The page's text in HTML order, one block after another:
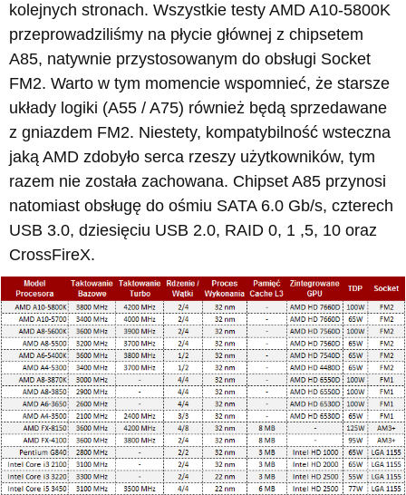
kolejnych stronach. Wszystkie testy AMD A10-5800K
przeprowadziliśmy na płycie głównej z chipsetem
A85, natywnie przystosowanym do obsługi Socket
FM2. Warto w tym momencie wspomnieć, że starsze
układy logiki (A55 / A75) również będą sprzedawane
z gniazdem FM2. Niestety, kompatybilność wsteczna
jaką AMD zdobyło serca rzeszy użytkowników, tym
razem nie została zachowana. Chipset A85 przynosi
natomiast obsługę do ośmiu SATA 6.0 Gb/s, czterech
USB 3.0, dziesięciu USB 2.0, RAID 0, 1 ,5, 10 oraz
CrossFireX.